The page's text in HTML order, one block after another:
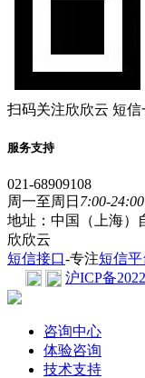
扫码关注欣欣云 短信
服务支持
021-68909108
周一至周日 7:00-24:00
地址：中国（上海）
欣欣云
短信接口-专注短信平
沪ICP备
咨询中心
体验咨询
技术支持